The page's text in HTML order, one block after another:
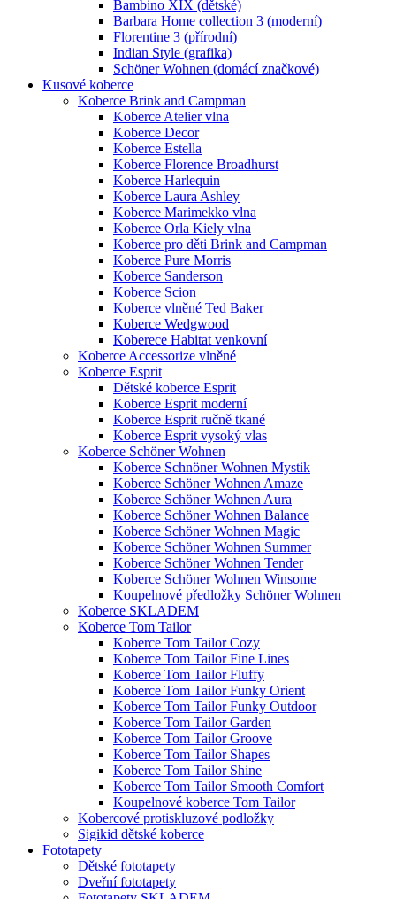
Bambino XIX (dětské)
Barbara Home collection 3 (moderní)
Florentine 3 (přírodní)
Indian Style (grafika)
Schöner Wohnen (domácí značkové)
Kusové koberce
Koberce Brink and Campman
Koberce Atelier vlna
Koberce Decor
Koberce Estella
Koberce Florence Broadhurst
Koberce Harlequin
Koberce Laura Ashley
Koberce Marimekko vlna
Koberce Orla Kiely vlna
Koberce pro děti Brink and Campman
Koberce Pure Morris
Koberce Sanderson
Koberce Scion
Koberce vlněné Ted Baker
Koberce Wedgwood
Koberece Habitat venkovní
Koberce Accessorize vlněné
Koberce Esprit
Dětské koberce Esprit
Koberce Esprit moderní
Koberce Esprit ručně tkané
Koberce Esprit vysoký vlas
Koberce Schöner Wohnen
Koberce Schnöner Wohnen Mystik
Koberce Schöner Wohnen Amaze
Koberce Schöner Wohnen Aura
Koberce Schöner Wohnen Balance
Koberce Schöner Wohnen Magic
Koberce Schöner Wohnen Summer
Koberce Schöner Wohnen Tender
Koberce Schöner Wohnen Winsome
Koupelnové předložky Schöner Wohnen
Koberce SKLADEM
Koberce Tom Tailor
Koberce Tom Tailor Cozy
Koberce Tom Tailor Fine Lines
Koberce Tom Tailor Fluffy
Koberce Tom Tailor Funky Orient
Koberce Tom Tailor Funky Outdoor
Koberce Tom Tailor Garden
Koberce Tom Tailor Groove
Koberce Tom Tailor Shapes
Koberce Tom Tailor Shine
Koberce Tom Tailor Smooth Comfort
Koupelnové koberce Tom Tailor
Kobercové protiskluzové podložky
Sigikid dětské koberce
Fototapety
Dětské fototapety
Dveřní fototapety